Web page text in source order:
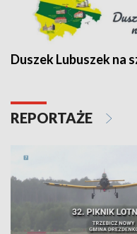
Duszek Lubuszek na
REPORTAŻE